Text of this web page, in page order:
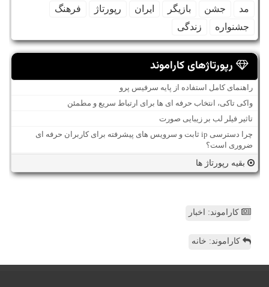
مد جشن بازیگر ایران رپورتاژ
فرهنگ
جشنواره
زندگی
رپورتاژهای کاراموند
راهنمای کامل استفاده از پایه سرفیس پرو
واکی تاکی، انتخاب حرفه ای ها برای ارتباط سریع و مطمئن
تاثیر فیلر لب بر زیبایی صورت
چرا دسترسی ip ثابت و سرویس های پیشرفته برای کاربران حرفه ای
ضروری است؟
بقیه رپورتاژ ها
کاراموند: اخبار
کاراموند: خانه